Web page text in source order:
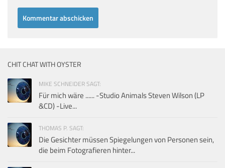
CHIT CHAT WITH OYSTER
MIKE SCHNEIDER SAGT:
Für mich wäre ...... -Studio Animals Steven Wilson (LP
&CD) -Live...
THOMAS P. SAGT:
Die Gesichter müssen Spiegelungen von Personen sein,
die beim Fotografieren hinter...